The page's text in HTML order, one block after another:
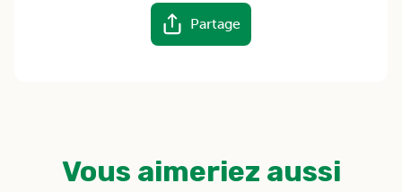
Partage
Vous aimeriez aussi